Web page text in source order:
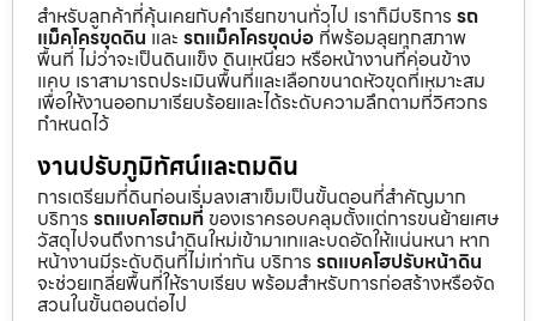
สำหรับลูกค้าที่คุ้นเคยกับคำเรียกขานทั่วไป เราก็มีบริการ รถ
แม็คโครขุดดิน และ รถแม็คโครขุดบ่อ ที่พร้อมลุยทุกสภาพ
พื้นที่ ไม่ว่าจะเป็นดินแข็ง ดินเหนียว หรือหน้างานที่ค่อนข้าง
แคบ เราสามารถประเมินพื้นที่และเลือกขนาดหัวขุดที่เหมาะสม
เพื่อให้งานออกมาเรียบร้อยและได้ระดับความลึกตามที่วิศวกร
กำหนดไว้
งานปรับภูมิทัศน์และถมดิน
การเตรียมที่ดินก่อนเริ่มลงเสาเข็มเป็นขั้นตอนที่สำคัญมาก
บริการ รถแบคโฮถมที่ ของเราครอบคลุมตั้งแต่การขนย้ายเศษ
วัสดุไปจนถึงการนำดินใหม่เข้ามาเทและบดอัดให้แน่นหนา หาก
หน้างานมีระดับดินที่ไม่เท่ากัน บริการ รถแบคโฮปรับหน้าดิน
จะช่วยเกลี่ยพื้นที่ให้ราบเรียบ พร้อมสำหรับการก่อสร้างหรือจัด
สวนในขั้นตอนต่อไป